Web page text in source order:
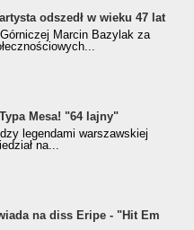
odszedł w wieku 47 lat
Marcin Bazylak za
Mesa! "64 lajny"
legendami warszawskiej
na...
na diss Eripe - "Hit Em